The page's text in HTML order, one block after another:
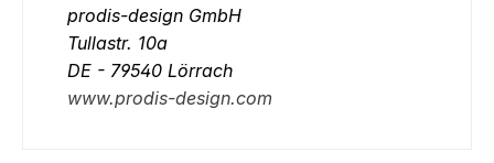
prodis-design GmbH
Tullastr. 10a
DE - 79540 Lörrach
www.prodis-design.com